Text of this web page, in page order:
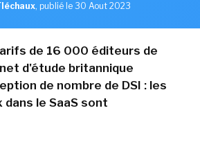
, publié le 30 Aout 2023
de 16 000 éditeurs de
d'étude britannique
de nombre de DSI : les
le SaaS sont